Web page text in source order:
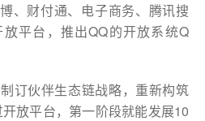
、财付通、电子商务、腾讯搜
平台，推出QQ的开放系统Q
订伙伴生态链战略，重新构筑
放平台，第一阶段就能发展10